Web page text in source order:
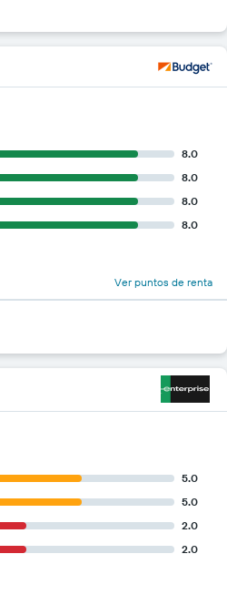
8.0
8.0
8.0
8.0
Ver puntos de renta
5.0
5.0
2.0
2.0